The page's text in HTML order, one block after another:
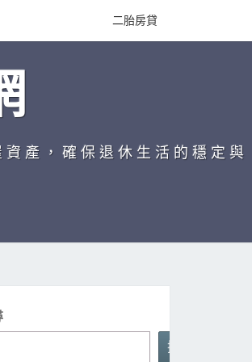
二胎房貸
產，確保退休生活的穩定與
搜